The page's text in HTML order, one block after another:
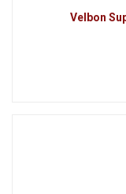
Velbon